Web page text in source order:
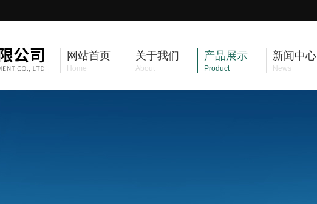
网站首页
Home
关于我们
About
产品展示
Product
新闻中心
News